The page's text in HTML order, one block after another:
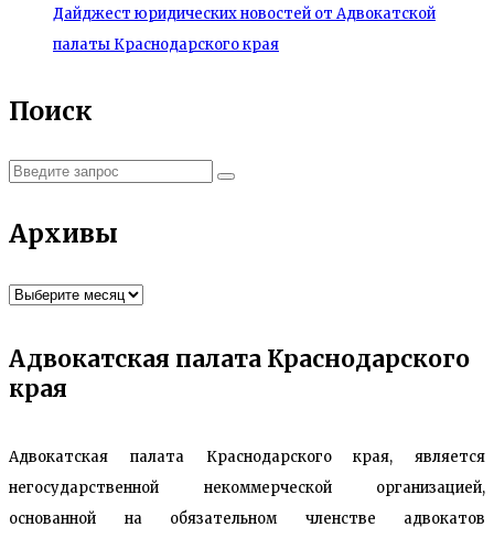
Дайджест юридических новостей от Адвокатской
палаты Краснодарского края
Поиск
Введите
Архивы
Архивы
Адвокатская палата Краснодарского
края
Адвокатская палата Краснодарского края, является
негосударственной некоммерческой организацией,
основанной на обязательном членстве адвокатов